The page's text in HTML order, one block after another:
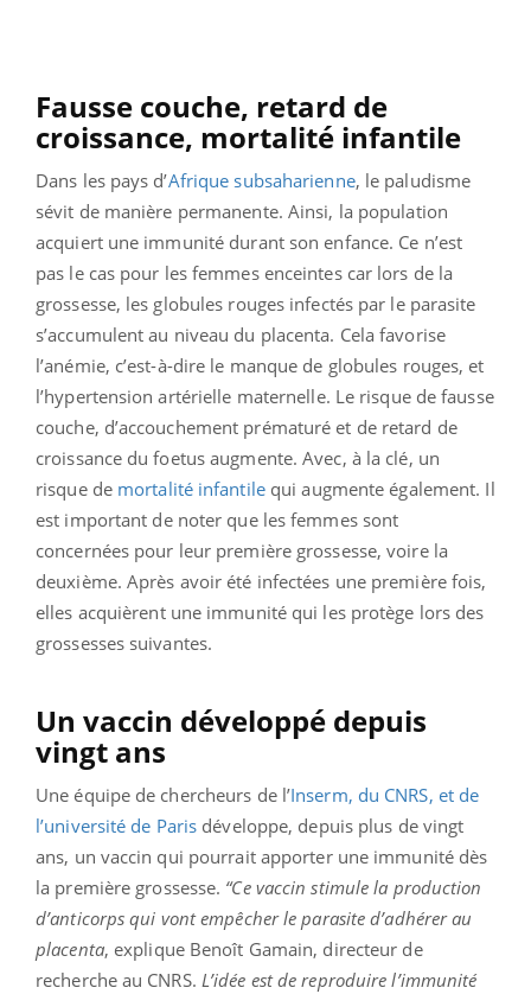
Fausse couche, retard de
croissance, mortalité infantile
Dans les pays d’Afrique subsaharienne, le paludisme
sévit de manière permanente. Ainsi, la population
acquiert une immunité durant son enfance. Ce n’est
pas le cas pour les femmes enceintes car lors de la
grossesse, les globules rouges infectés par le parasite
s’accumulent au niveau du placenta. Cela favorise
l’anémie, c’est-à-dire le manque de globules rouges, et
l’hypertension artérielle maternelle. Le risque de fausse
couche, d’accouchement prématuré et de retard de
croissance du foetus augmente. Avec, à la clé, un
risque de mortalité infantilequi augmente également. Il
est important de noter que les femmes sont
concernées pour leur première grossesse, voire la
deuxième. Après avoir été infectées une première fois,
elles acquièrent une immunité qui les protège lors des
grossesses suivantes.
Un vaccin développé depuis
vingt ans
Une équipe de chercheurs de l’Inserm, du CNRS, et de
l’université de Paris développe, depuis plus de vingt
ans, un vaccin qui pourrait apporter une immunité dès
la première grossesse. “Ce vaccin stimule la production
d’anticorps qui vont empêcher le parasite d’adhérer au
placenta, explique Benoît Gamain, directeur de
recherche au CNRS. L’idée est de reproduire l’immunité